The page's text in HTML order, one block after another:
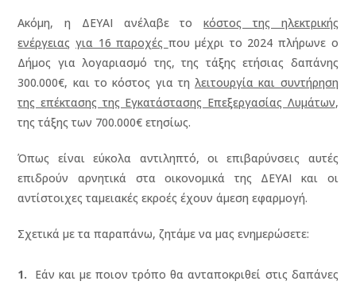
Ακόμη, η ΔΕΥΑΙ ανέλαβε τοκόστος της ηλεκτρικής
ενέργειας για 16 παροχές που μέχρι το 2024 πλήρωνε ο
Δήμος για λογαριασμό της, της τάξης ετήσιας δαπάνης
300.000€, και το κόστος για τη λειτουργία και συντήρηση
της επέκτασης της Εγκατάστασης Επεξεργασίας Λυμάτων,
της τάξης των 700.000€ ετησίως.
Όπως είναι εύκολα αντιληπτό, οι επιβαρύνσεις αυτές
επιδρούν αρνητικά στα οικονομικά της ΔΕΥΑΙ και οι
αντίστοιχες ταμειακές εκροές έχουν άμεση εφαρμογή.
Σχετικά με τα παραπάνω, ζητάμε να μας ενημερώσετε:
Εάν και με ποιον τρόπο θα ανταποκριθεί στις δαπάνες